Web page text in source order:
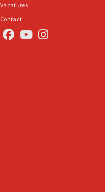
Vacatures
Contact